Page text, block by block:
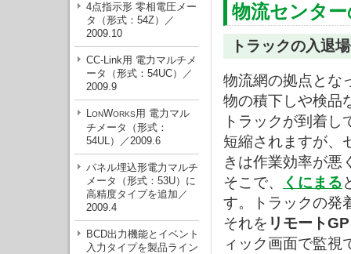
4点指示形 零相電圧メー
タ（形式：54Z）／
2009.10
CC-Link用 電力マルチメ
ータ（形式：54UC）／
2009.9
LONWORKS用 電力マル
チメータ（形式：
54UL）／2009.6
パネル埋込形電力マルチ
メータ（形式：53U）に
高精度タイプを追加／
2009.4
BCD出力機能とイベント
入力タイプを製品ライン
物流センタ
トラックの入退
物流網の拠点とな
物の積下しや検品
トラックが到着
短縮されますが、
きは作業効率が悪
そこで、
くにまる
す。トラックの発
それを リモートGP
ィック画面で監視